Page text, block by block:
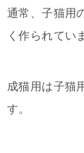
通常、子猫用
く作られてい
成猫用は子猫
す。